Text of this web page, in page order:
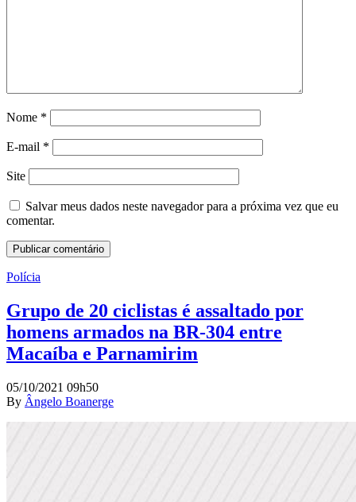
Nome *
E-mail *
Site
Salvar meus dados neste navegador para a próxima vez que eu
comentar.
Polícia
Grupo de 20 ciclistas é assaltado por
homens armados na BR-304 entre
Macaíba e Parnamirim
05/10/2021 09h50
By Ângelo Boanerge